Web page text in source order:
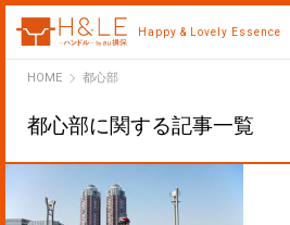
Happy & Lovely Essence
HOMEH&LE都心部
都心部に関する記事一覧